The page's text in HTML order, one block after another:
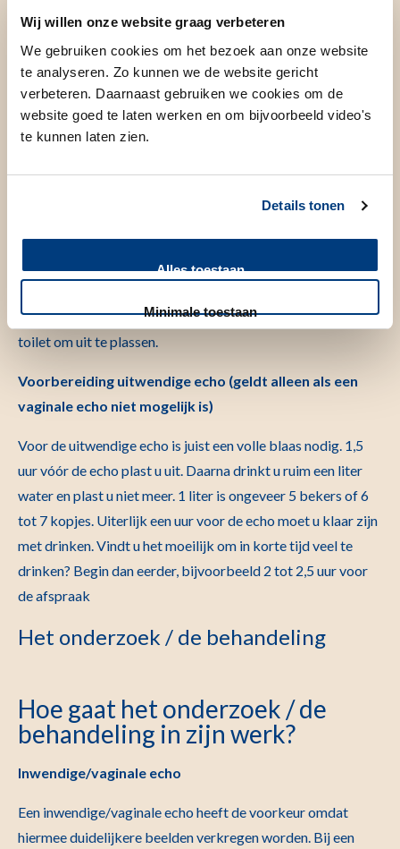
Wij willen onze website graag verbeteren
We gebruiken cookies om het bezoek aan onze website
te analyseren. Zo kunnen we de website gericht
verbeteren. Daarnaast gebruiken we cookies om de
website goed te laten werken en om bijvoorbeeld video's
te kunnen laten zien.
Details tonen
Alles toestaan
Minimale toestaan
inwendige echo + uitwendige echo
In principe maakt het niet uit op welk moment in de cyclus
de echo verricht wordt. Mocht het baarmoederslijmvlies
de 5e en 12e cyclusdag gemaakt worden. De 1e dag van de
menstruatie is cyclusdag 1. Het is geen probleem als u nog
Let op:
Voor de inwendige echo moet uw blaas moet leeg
Gynaecologie (afdeling H3-P, route 485), nog even naar het
toilet om uit te plassen.
Voorbereiding uitwendige echo (geldt alleen als een
vaginale echo niet mogelijk is)
Voor de uitwendige echo is juist een volle blaas nodig. 1,5
uur vóór de echo plast u uit. Daarna drinkt u ruim een liter
water en plast u niet meer. 1 liter is ongeveer 5 bekers of 6
tot 7 kopjes. Uiterlijk een uur voor de echo moet u klaar zijn
met drinken. Vindt u het moeilijk om in korte tijd veel te
drinken? Begin dan eerder, bijvoorbeeld 2 tot 2,5 uur voor
de afspraak
Het onderzoek / de behandeling
Hoe gaat het onderzoek / de
behandeling in zijn werk?
Inwendige/vaginale echo
Een inwendige/vaginale echo heeft de voorkeur omdat
hiermee duidelijkere beelden verkregen worden. Bij een